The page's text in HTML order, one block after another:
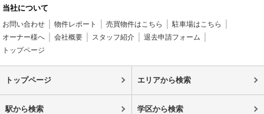
当社について
お問い合わせ 物件レポート 売買物件はこちら
駐車場はこちら
オーナー様へ
会社概要 スタッフ紹介
退去申請フォーム
トップページ
トップページ エリアから検索
駅から検索 学区から検索